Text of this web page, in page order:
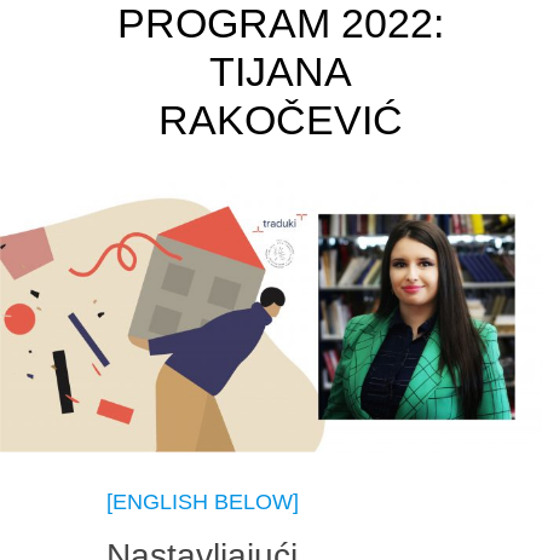
PROGRAM 2022:
TIJANA
RAKOČEVIĆ
[ENGLISH BELOW]